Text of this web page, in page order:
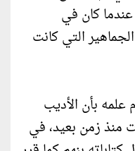
كان في
التي كانت
بأن الأديب
زمن بعيد، في